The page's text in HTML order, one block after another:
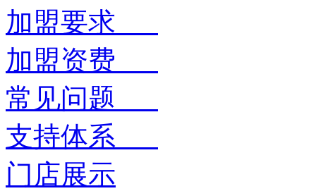
加盟要求
加盟资费
常见问题
支持体系
门店展示